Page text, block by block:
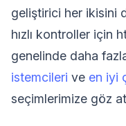
geliştirici her ikisini
hızlı kontroller için
genelinde daha
istemcileri ve en iyi
seçimlerimize göz